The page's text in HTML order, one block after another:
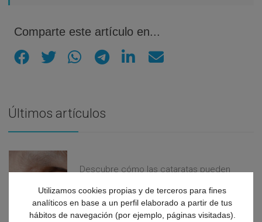
Comparte este artículo en...
Últimos artículos
Descubre cómo las cataratas pueden
tiempo
Utilizamos cookies propias y de terceros para fines
analíticos en base a un perfil elaborado a partir de tus
hábitos de navegación (por ejemplo, páginas visitadas).